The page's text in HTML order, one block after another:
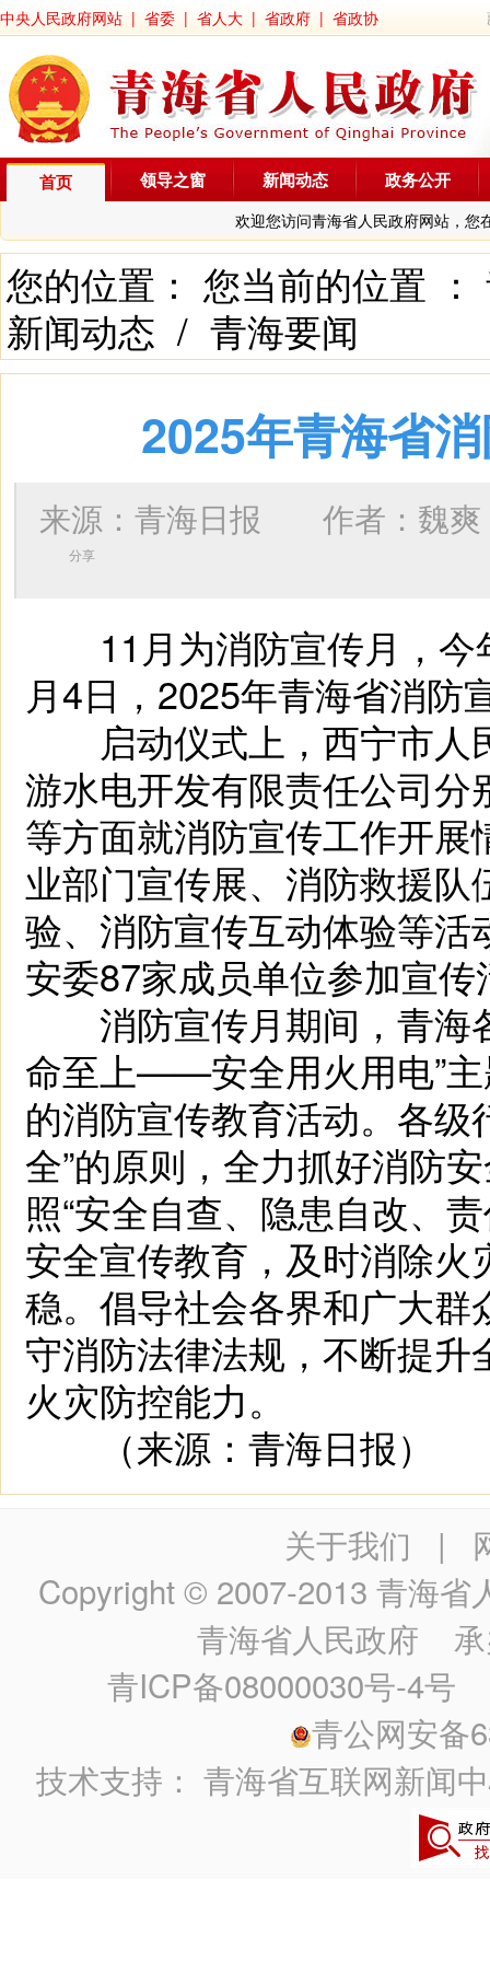
中央人民政府网站 | 省委 | 省人大 | 省政府 | 省政协
首页
欢迎您访问青海省人民政府网站，您
领导之窗 新闻动态 政务公开
您的位置： 您当前的位置 ：
新闻动态 / 青海要闻
2025年青海省
来源：青海日报 作者： 魏爽
分享
11月为消防宣传月，今
月4日，2025年青海省消防
启动仪式上，西宁市人
游水电开发有限责任公司
等方面就消防宣传工作开
业部门宣传展、消防救援
验、消防宣传互动体验等
安委87家成员单位参加宣传
消防宣传月期间，青海
命至上——安全用火用电”
的消防宣传教育活动。各级
全”的原则，全力抓好消防
照“安全自查、隐患自改、
安全宣传教育，及时消除
稳。倡导社会各界和广大
守消防法律法规，不断提
火灾防控能力。
（来源：青海日报）
关于我们 |
Copyright © 2007-2013 青海省
青海省人民政府 承
青ICP备08000030号-4号
青公网安备
技术支持：青海省互联网新闻